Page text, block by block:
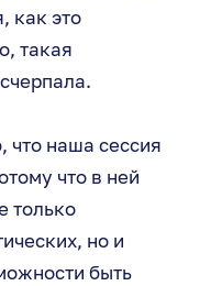
как это
такая
что наша сессия
что в ней
только
но и
быть